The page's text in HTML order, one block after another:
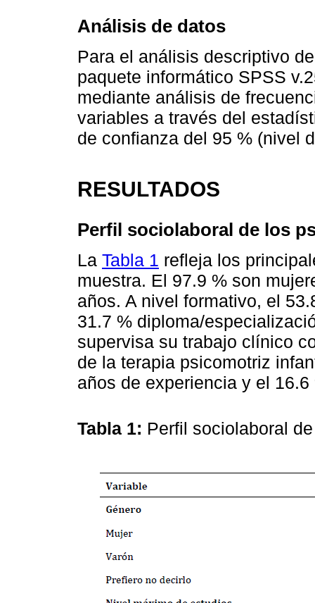
Análisis de datos
Para el análisis descriptivo
paquete informático SPSS
mediante análisis de
variables a través del
de confianza del 95 % (nivel
RESULTADOS
Perfil sociolaboral de los
La Tabla 1 refleja los
muestra. El 97.9 % son
años. A nivel formativo, el
31.7 % diploma/
supervisa su trabajo clínico
de la terapia psicomotriz
años de experiencia y el
Tabla 1: Perfil sociolaboral